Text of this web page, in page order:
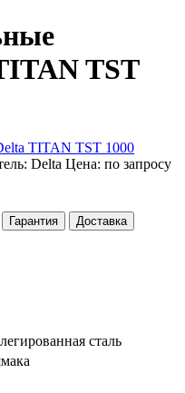
TST
Delta Цена: по запросу
Гарантия
Доставка
сталь